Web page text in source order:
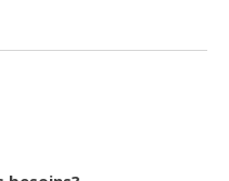
électricien
modification d’une